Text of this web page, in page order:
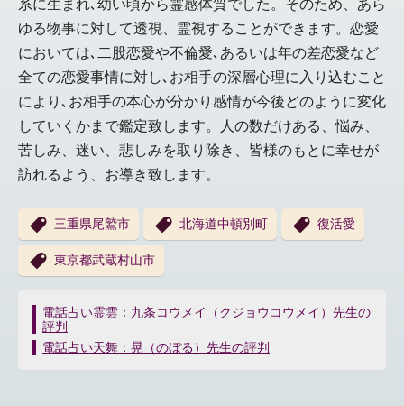
系に生まれ､幼い頃から霊感体質でした。そのため、あら
ゆる物事に対して透視、霊視することができます。恋愛
においては､二股恋愛や不倫愛､あるいは年の差恋愛など
全ての恋愛事情に対し､お相手の深層心理に入り込むこと
により､お相手の本心が分かり感情が今後どのように変化
していくかまで鑑定致します。人の数だけある、悩み、
苦しみ、迷い、悲しみを取り除き、皆様のもとに幸せが
訪れるよう、お導き致します。
三重県尾鷲市 北海道中頓別町 復活愛
東京都武蔵村山市
投
稿
ナ
電話占い霊雲：九条コウメイ（クジョウコウメイ）先生の
評判
電話占い天舞：晃（のぼる）先生の評判